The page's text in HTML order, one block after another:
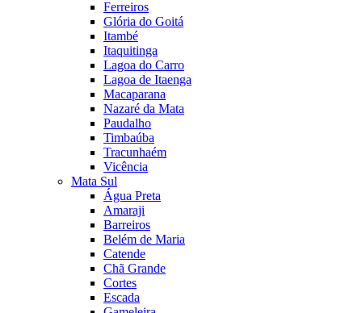
Ferreiros
Glória do Goitá
Itambé
Itaquitinga
Lagoa do Carro
Lagoa de Itaenga
Macaparana
Nazaré da Mata
Paudalho
Timbaúba
Tracunhaém
Vicência
Mata Sul
Água Preta
Amaraji
Barreiros
Belém de Maria
Catende
Chã Grande
Cortes
Escada